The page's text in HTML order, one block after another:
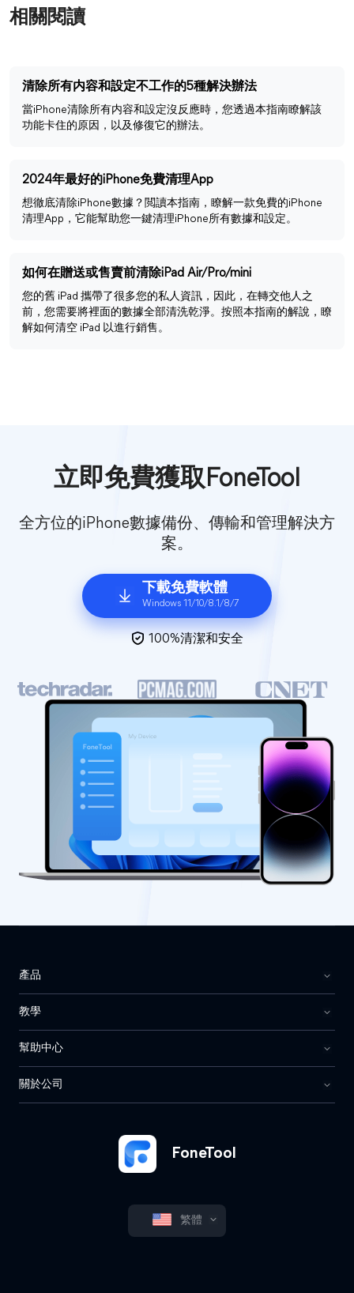
相關閱讀
清除所有内容和設定不工作的5種解決辦法
當iPhone清除所有内容和設定沒反應時，您透過本指南瞭解該
功能卡住的原因，以及修復它的辦法。
2024年最好的iPhone免費清理App
想徹底清除iPhone數據？閲讀本指南，瞭解一款免費的iPhone
清理App，它能幫助您一鍵清理iPhone所有數據和設定。
如何在贈送或售賣前清除iPad Air/Pro/mini
您的舊 iPad 攜帶了很多您的私人資訊，因此，在轉交他人之
前，您需要將裡面的數據全部清洗乾淨。按照本指南的解說，瞭
解如何清空 iPad 以進行銷售。
立即免費獲取FoneTool
全方位的iPhone數據備份、傳輸和管理解決方
案。
下載免費軟體
Windows 11/10/8.1/8/7
100%清潔和安全
FoneTool
繁體
產品
教學
幫助中心
關於公司